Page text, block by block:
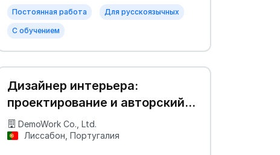
Постоянная работа Для русскоязычных
С обучением
Дизайнер интерьера:
проектирование и авторский
надзор
DemoWork Co., Ltd.
Лиссабон, Португалия